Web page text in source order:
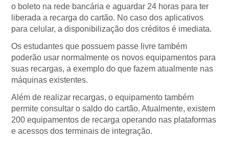
o boleto na rede bancária e aguardar 24 horas para ter
liberada a recarga do cartão. No caso dos aplicativos
para celular, a disponibilização dos créditos é imediata.
Os estudantes que possuem passe livre também
poderão usar normalmente os novos equipamentos para
suas recargas, a exemplo do que fazem atualmente nas
máquinas existentes.
Além de realizar recargas, o equipamento também
permite consultar o saldo do cartão. Atualmente, existem
200 equipamentos de recarga operando nas plataformas
e acessos dos terminais de integração.